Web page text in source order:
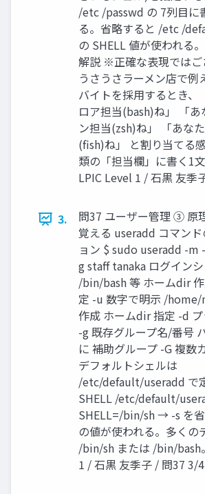
/etc /passwd の 7列目に
る。省略すると /etc /
の SHELL 値が使われる
解説 ※正確な表現ではご
うさうさラーメン店で
バイトを採用するとき、
ロア担当(bash)ね」 「
ン担当(zsh)ね」 「あな
(fish)ね」 と割り当てる
類の「担当欄」に書く1文
LPIC Level 1 / 石黒 友季
3.
問37 ユーザー管理 ③ 原
覚える useradd コマン
ョン $ sudo useradd -m
g staff tanaka ログイン
/bin/bash 等 ホームdir
定 -u 数字で明示 /home/
作成 ホームdir 指定 -d
-g 既存グループ名/番号
に 補助グループ -G 複数
デフォルトシェルは
/etc/default/useradd で
SHELL /etc/default/
SHELL=/bin/sh → -s を
の値が使われる。多くの
/bin/sh または /bin/bash
1 / 石黒 友季子 / 問37 3/4